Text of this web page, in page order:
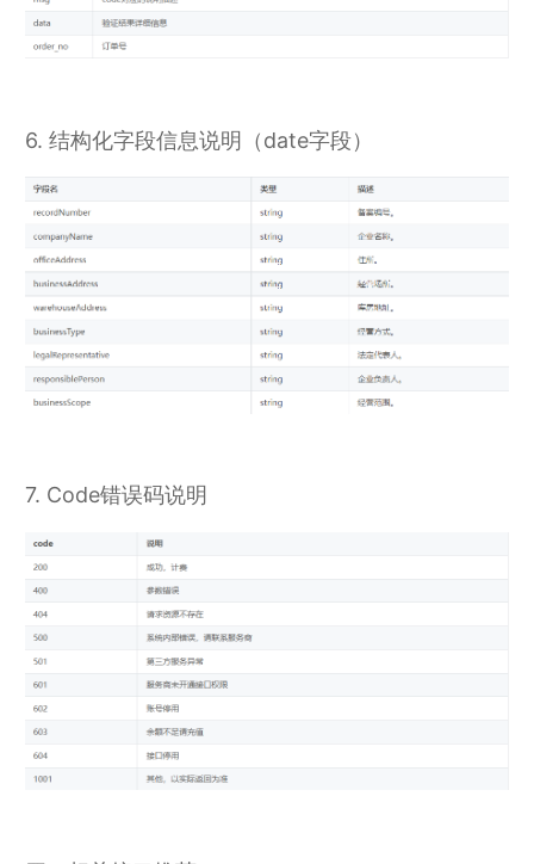
6. 结构化字段信息说明（date字段）
7. Code错误码说明